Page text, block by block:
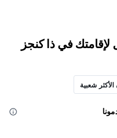
لإقامتك في ذا كنجز
شعبية